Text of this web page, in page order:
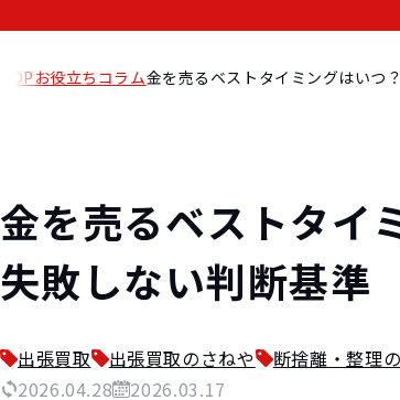
TOP お役立ちコラム金を売るベストタイミングはいつ
金を売るベストタイ
失敗しない判断基準
出張買取 出張買取のさねや 断捨離・整理
2026.04.28
2026.03.17